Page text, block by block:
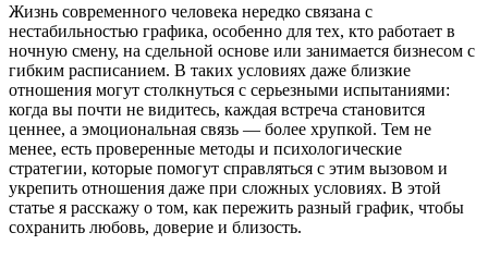
Жизнь современного человека нередко связана с
нестабильностью графика, особенно для тех, кто работает в
ночную смену, на сдельной основе или занимается бизнесом с
гибким расписанием. В таких условиях даже близкие
отношения могут столкнуться с серьезными испытаниями:
когда вы почти не видитесь, каждая встреча становится
ценнее, а эмоциональная связь — более хрупкой. Тем не
менее, есть проверенные методы и психологические
стратегии, которые помогут справляться с этим вызовом и
укрепить отношения даже при сложных условиях. В этой
статье я расскажу о том, как пережить разный график, чтобы
сохранить любовь, доверие и близость.